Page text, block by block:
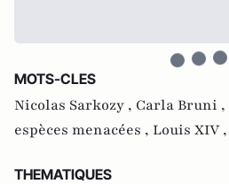
MOTS-CLES
Nicolas Sarkozy , Carla Bruni ,
espèces menacées , Louis XIV ,
THEMATIQUES